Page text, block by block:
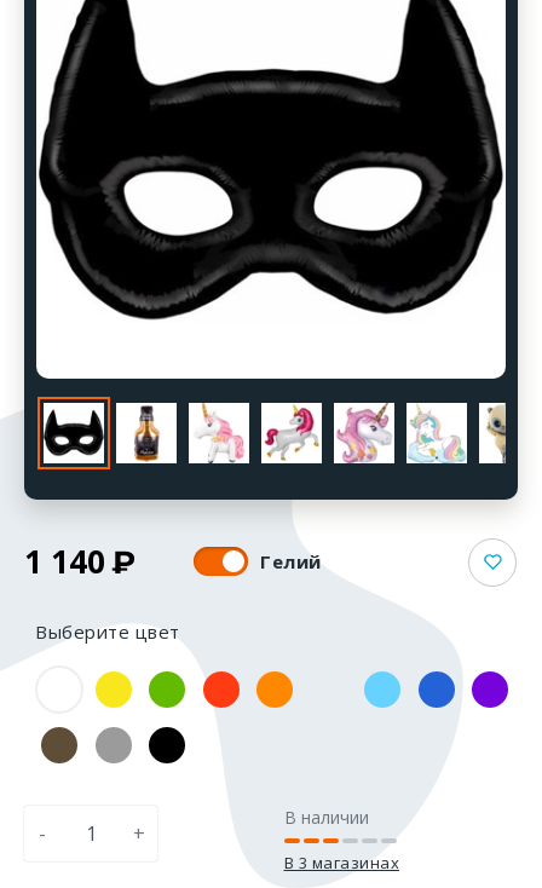
1 140 Гелий
- +
В наличии
В 3 магазинах
Выберите цвет